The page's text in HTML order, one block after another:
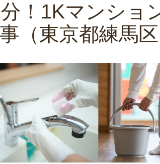
！1Kマンショ
（東京都練馬区